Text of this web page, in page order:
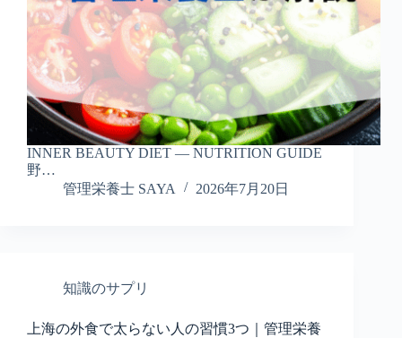
INNER BEAUTY DIET — NUTRITION GUIDE
野…
管理栄養士 SAYA
2026年7月20日
知識のサプリ
上海の外食で太らない人の習慣3つ｜管理栄養